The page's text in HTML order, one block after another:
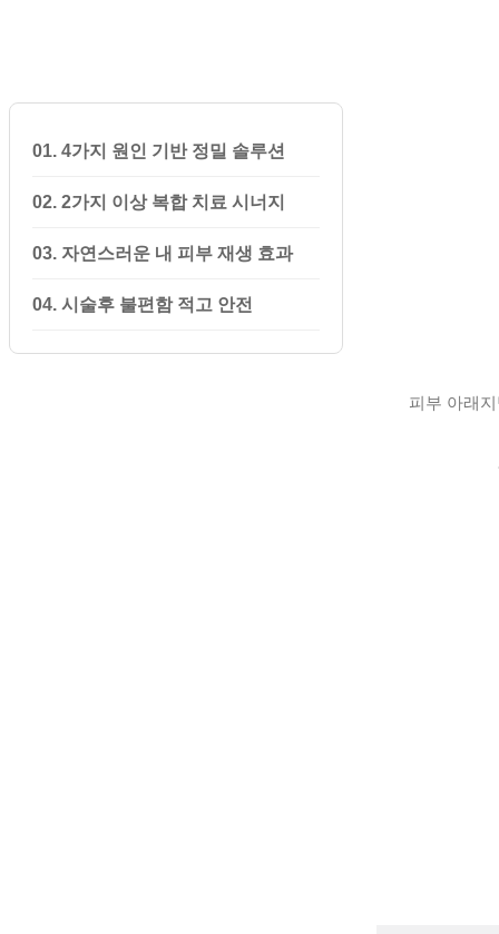
01. 4가지 원인 기반 정밀 솔루션
02. 2가지 이상 복합 치료 시너지
03. 자연스러운 내 피부 재생 효과
04. 시술후 불편함 적고 안전
피부 아래